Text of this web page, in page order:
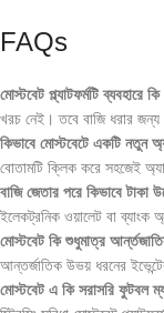
FAQs
মোস্টবেট প্ল্যাটফর্মটি
খরচ নেই। তবে বাজি ধরার জন্য
কিভাবে মোস্টবেটে একটি নতুন
বোতামটি ক্লিক করে সহজেই
বাজি জেতার পরে কিভাবে
ইলেকট্রনিক ওয়ালেট বা ব্যাংক
মোস্টবেট কি শুধুমাত্র
আন্তর্জাতিক উভয় ধরনের
মোস্টবেট এ কি সরাসরি ফুটবল